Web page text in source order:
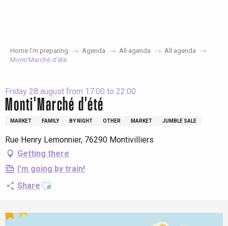
Home I’m preparing Agenda All agenda
All agenda
Monti'Marché d'été
Friday 28 august from 17:00 to 22:00
Monti'Marché d'été
MARKET FAMILY BY NIGHT OTHER MARKET JUMBLE SALE
Rue Henry Lemonnier, 76290 Montivilliers
Getting there
I'm going by train!
Share Ajouter aux favoris